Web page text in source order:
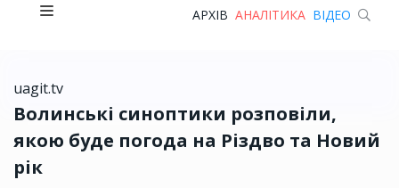
АРХІВ АНАЛІТИКА ВІДЕО
uagit.tv
Волинські синоптики розповіли,
якою буде погода на Різдво та Новий
рік